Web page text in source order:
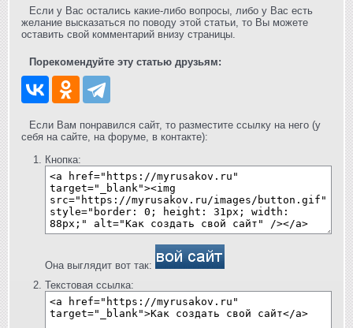
Если у Вас остались какие-либо вопросы, либо у Вас есть
желание высказаться по поводу этой статьи, то Вы можете
оставить свой комментарий внизу страницы.
Порекомендуйте эту статью друзьям:
Если Вам понравился сайт, то разместите ссылку на него (у
себя на сайте, на форуме, в контакте):
Кнопка:
Она выглядит вот так:
Текстовая ссылка: